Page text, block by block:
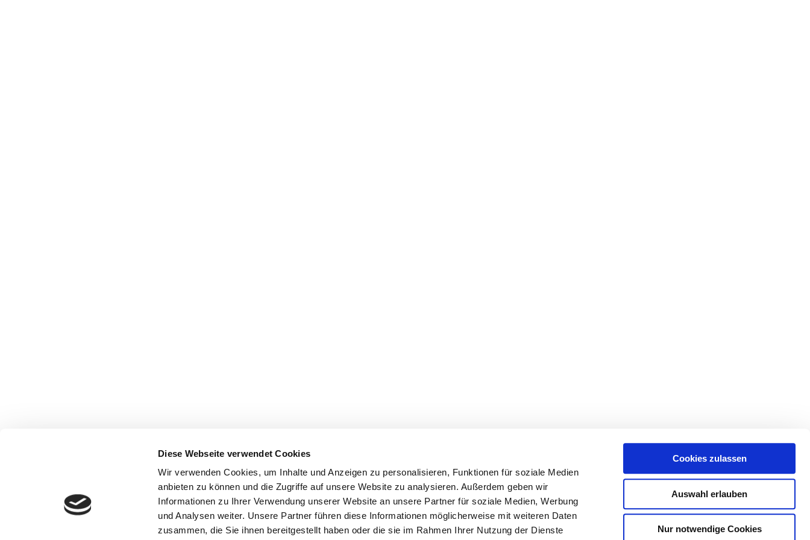
Diese Webseite verwendet Cookies
Wir verwenden Cookies, um Inhalte und Anzeigen zu personalisieren, Funktionen für soziale Medien
anbieten zu können und die Zugriffe auf unsere Website zu analysieren. Außerdem geben wir
Informationen zu Ihrer Verwendung unserer Website an unsere Partner für soziale Medien, Werbung
und Analysen weiter. Unsere Partner führen diese Informationen möglicherweise mit weiteren Daten
zusammen, die Sie ihnen bereitgestellt haben oder die sie im Rahmen Ihrer Nutzung der Dienste
Cookies zulassen
Auswahl erlauben
Nur notwendige Cookies